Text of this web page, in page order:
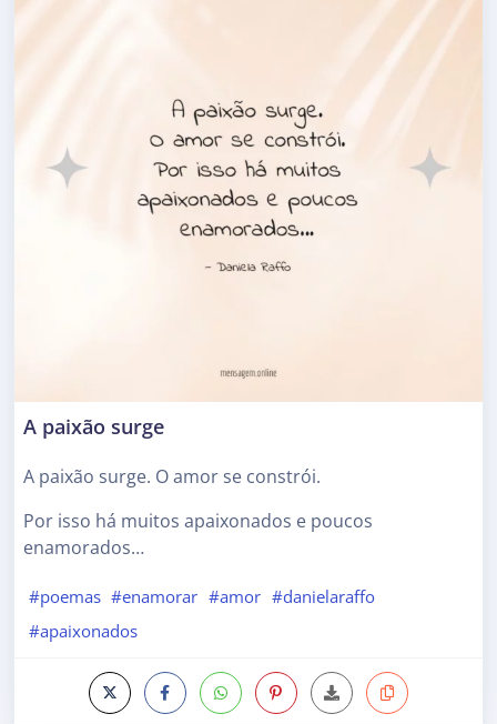
A paixão surge
A paixão surge. O amor se constrói.
Por isso há muitos apaixonados e poucos
enamorados…
#poemas #enamorar #amor #danielaraffo
#apaixonados